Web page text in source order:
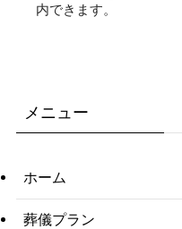
内できます。
メニュー
ホーム
葬儀プラン